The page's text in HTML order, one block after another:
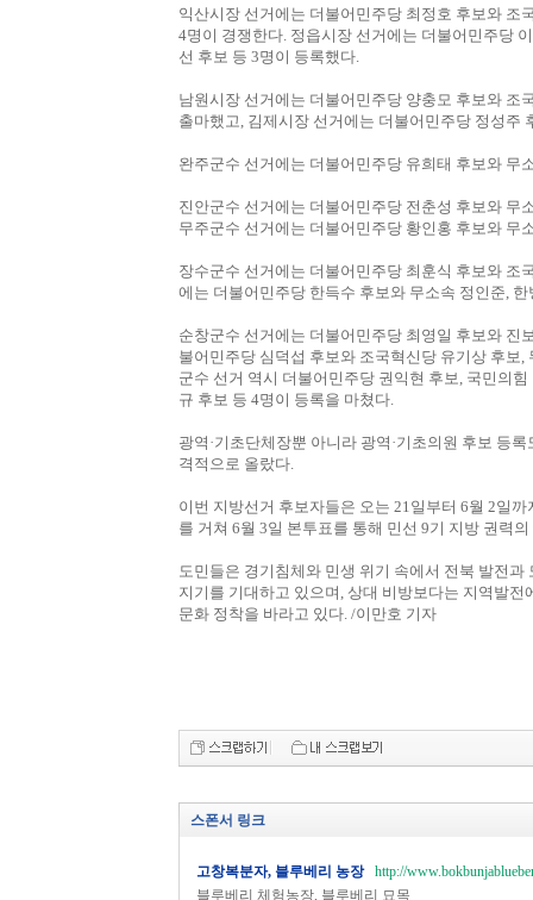
익산시장 선거에는 더불어민주당 최정호 후보와 조
4명이 경쟁한다. 정읍시장 선거에는 더불어민주당
선 후보 등 3명이 등록했다.
남원시장 선거에는 더불어민주당 양충모 후보와 조
출마했고, 김제시장 선거에는 더불어민주당 정성주
완주군수 선거에는 더불어민주당 유희태 후보와 무
진안군수 선거에는 더불어민주당 전춘성 후보와 무
무주군수 선거에는 더불어민주당 황인홍 후보와 무
장수군수 선거에는 더불어민주당 최훈식 후보와 조
에는 더불어민주당 한득수 후보와 무소속 정인준,
순창군수 선거에는 더불어민주당 최영일 후보와 진
불어민주당 심덕섭 후보와 조국혁신당 유기상 후보
군수 선거 역시 더불어민주당 권익현 후보, 국민의
규 후보 등 4명이 등록을 마쳤다.
광역·기초단체장뿐 아니라 광역·기초의원 후보 등
격적으로 올랐다.
이번 지방선거 후보자들은 오는 21일부터 6월 2일
를 거쳐 6월 3일 본투표를 통해 민선 9기 지방 권력
도민들은 경기침체와 민생 위기 속에서 전북 발전
지기를 기대하고 있으며, 상대 비방보다는 지역발
문화 정착을 바라고 있다. /이만호 기자
스폰서 링크
고창복분자, 블루베리 농장 http://
블루베리 체험농장, 블루베리 묘목